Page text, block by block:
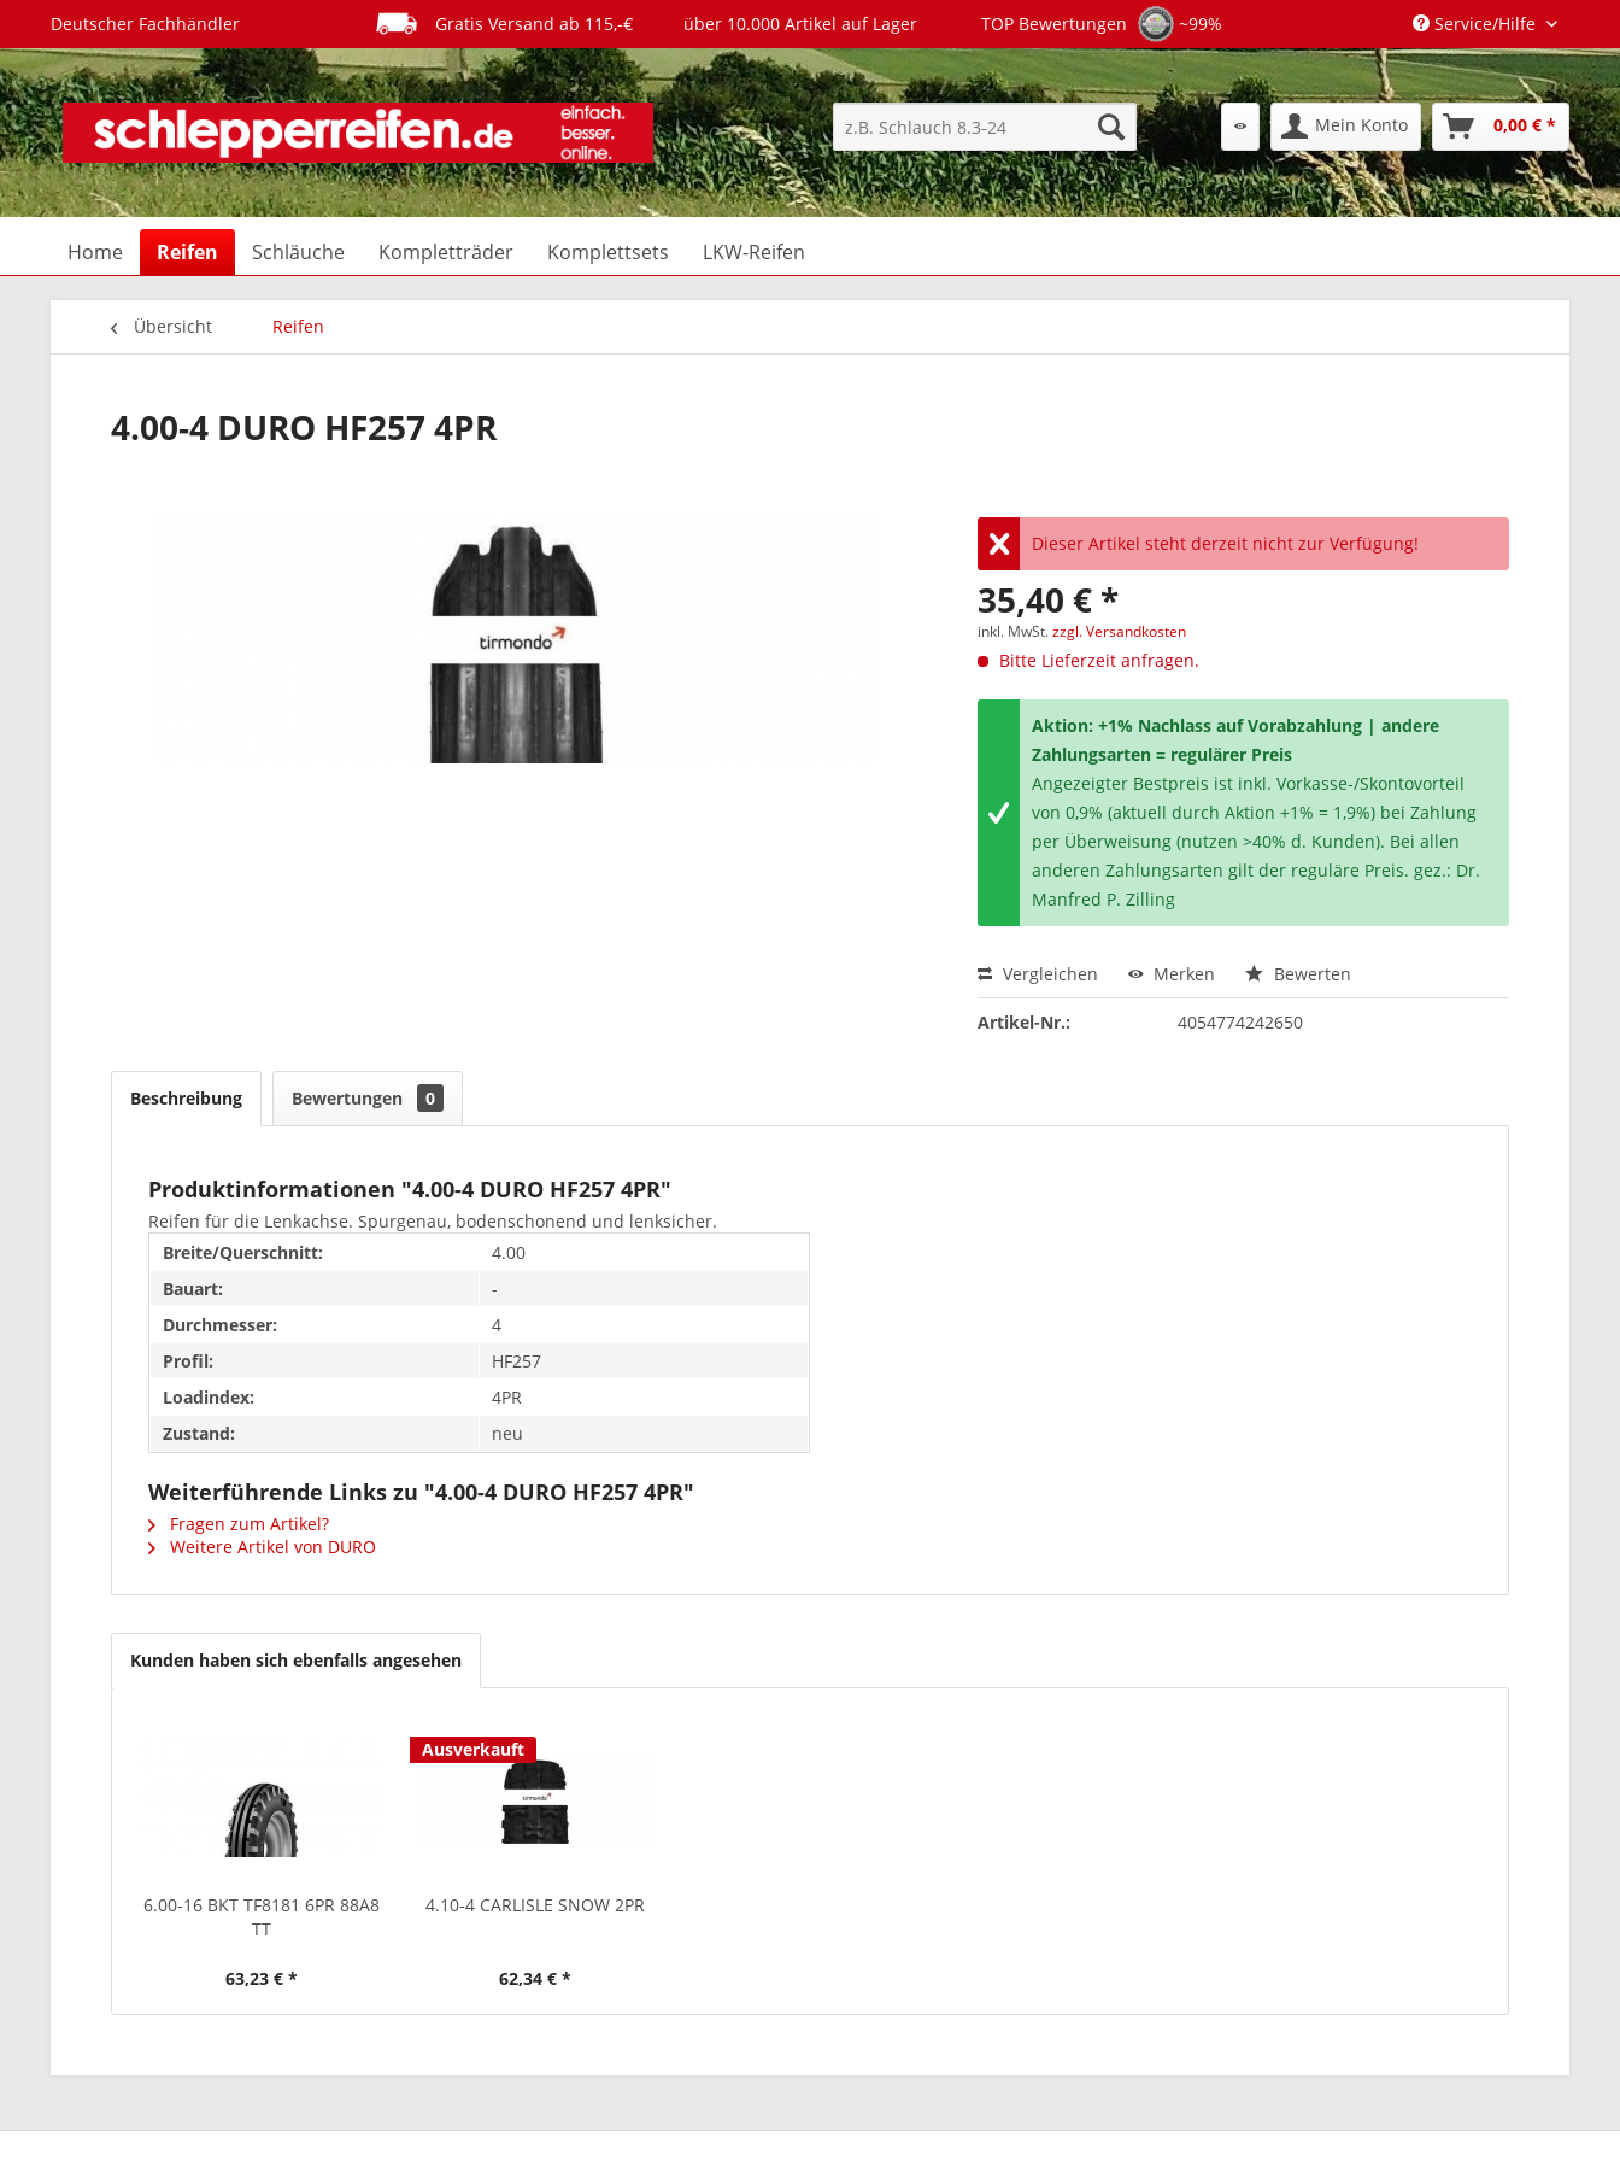
Deutscher Fachhändler Gratis Versand ab 115,-€ über 10.000 Artikel auf Lager TOP Bewertungen ~99% Service/Hilfe
Mein Konto 0,00 € *
Home Reifen Schläuche Kompletträder Komplettsets LKW-Reifen
Übersicht Reifen
4.00-4 DURO HF257 4PR
Dieser Artikel steht derzeit nicht zur Verfügung!
35,40 € *
inkl. MwSt.zzgl. Versandkosten
Bitte Lieferzeit anfragen.
Aktion: +1% Nachlass auf Vorabzahlung | andere
Zahlungsarten = regulärer Preis
Angezeigter Bestpreis ist inkl. Vorkasse-/Skontovorteil
von 0,9% (aktuell durch Aktion +1% = 1,9%) bei Zahlung
per Überweisung (nutzen >40% d. Kunden). Bei allen
anderen Zahlungsarten gilt der reguläre Preis. gez.: Dr.
Manfred P. Zilling
Vergleichen Merken Bewerten
Artikel-Nr.: 4054774242650
Beschreibung Bewertungen 0
Produktinformationen "4.00-4 DURO HF257 4PR"
Reifen für die Lenkachse. Spurgenau, bodenschonend und lenksicher.
Breite/Querschnitt:
4.00
Bauart:
-
Durchmesser:
4
Profil:
HF257
Loadindex:
4PR
Zustand:
neu
Weiterführende Links zu "4.00-4 DURO HF257 4PR"
Fragen zum Artikel?
Weitere Artikel von DURO
Kunden haben sich ebenfalls angesehen
6.00-16 BKT TF8181 6PR 88A8
TT
63,23 € *
Ausverkauft
4.10-4 CARLISLE SNOW 2PR
62,34 € *